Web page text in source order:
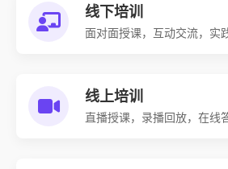
线下培训
面对面授课，互动交流， 实
线上培训
直播授课，录播回放， 在线